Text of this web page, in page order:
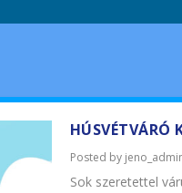
HÚSVÉTVÁRÓ
Posted by
Sok szeretettel